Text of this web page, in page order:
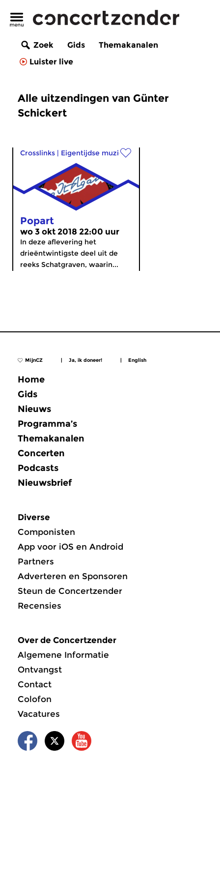
Zoek Gids
Themakanalen
Luister live
Alle uitzendingen van Günter
Schickert
Crosslinks | Eigentijdse muziek
Popart
wo 3 okt 2018 22:00 uur
In deze aflevering het
drieëntwintigste deel uit de
reeks Schatgraven, waarin...
MijnCZ | Ja, ik doneer! | English
Home
Gids
Nieuws
Programma’s
Themakanalen
Concerten
Podcasts
Nieuwsbrief
Diverse
Componisten
App voor iOS en Android
Partners
Adverteren en Sponsoren
Steun de Concertzender
Recensies
Over de Concertzender
Algemene Informatie
Ontvangst
Contact
Colofon
Vacatures